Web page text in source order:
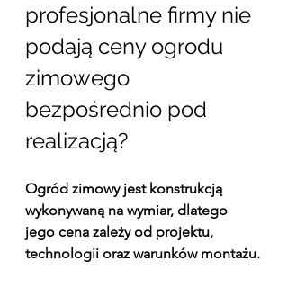
profesjonalne firmy nie
podają ceny ogrodu
zimowego
bezpośrednio pod
realizacją?
Ogród zimowy jest konstrukcją
wykonywaną na wymiar, dlatego
jego cena zależy od projektu,
technologii oraz warunków montażu.